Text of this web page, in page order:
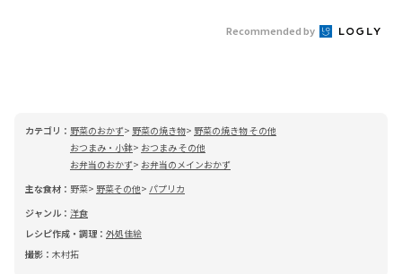
Recommended by
カテゴリ： 野菜のおかず 野菜の焼き物
野菜の焼き物 その他
おつまみ・小鉢
おつまみ その他
お弁当のおかず
お弁当のメインおかず
主な食材： 野菜 野菜その他 パプリカ
ジャンル： 洋食
レシピ作成・調理： 外処佳絵
撮影： 木村拓